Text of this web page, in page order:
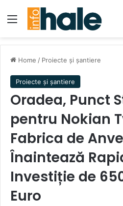
Menu
Home / Proiecte și șantiere
Proiecte și șantiere
Oradea, Punct
pentru Nokian
Fabrica de
Înaintează
Investiție de
Euro